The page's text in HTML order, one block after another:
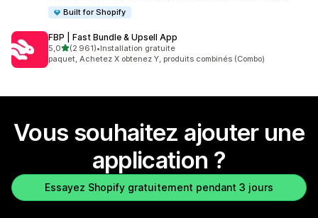
Built for Shopify
FBP | Fast Bundle & Upsell App
5,0étoile(s) sur 5
(2 961)
2961 avis au total
•Installation gratuite
paquet, Achetez X obtenez Y, produits combinés (Combo)
Vous souhaitez ajouter une
application ?
Essayez Shopify gratuitement pendant 3 jours